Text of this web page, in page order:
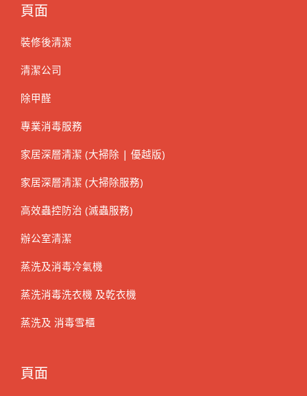
頁面
裝修後清潔
清潔公司
除甲醛
專業消毒服務
家居深層清潔 (大掃除 | 優越版)
家居深層清潔 (大掃除服務)
高效蟲控防治 (滅蟲服務)
辦公室清潔
蒸洗及消毒冷氣機
蒸洗消毒洗衣機 及乾衣機
蒸洗及 消毒雪櫃
頁面